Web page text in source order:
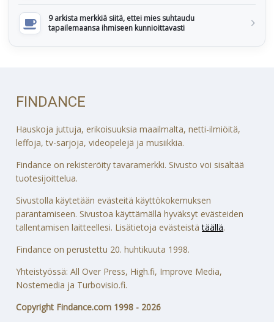
9 arkista merkkiä siitä, ettei mies suhtaudu
tapailemaansa ihmiseen kunnioittavasti
FINDANCE
Hauskoja juttuja, erikoisuuksia maailmalta, netti-ilmiöitä,
leffoja, tv-sarjoja, videopelejä ja musiikkia.
Findance on rekisteröity tavaramerkki. Sivusto voi sisältää
tuotesijoittelua.
Sivustolla käytetään evästeitä käyttökokemuksen
parantamiseen. Sivustoa käyttämällä hyväksyt evästeiden
tallentamisen laitteellesi. Lisätietoja evästeistätäällä.
Findance on perustettu 20. huhtikuuta 1998.
Yhteistyössä: All Over Press, High.fi, Improve Media,
Nostemedia ja Turbovisio.fi.
Copyright Findance.com 1998 - 2026